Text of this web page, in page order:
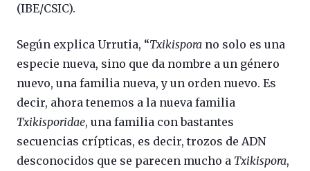
(IBE/CSIC).
Según explica Urrutia, “Txikispora no solo es una
especie nueva, sino que da nombre a un género
nuevo, una familia nueva, y un orden nuevo. Es
decir, ahora tenemos a la nueva familia
Txikisporidae, una familia con bastantes
secuencias crípticas, es decir, trozos de ADN
desconocidos que se parecen mucho a Txikispora,